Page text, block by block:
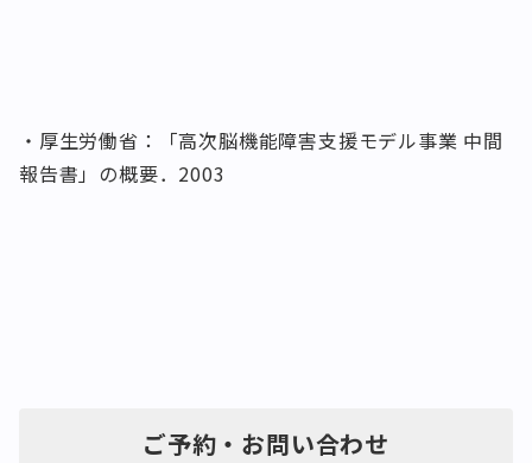
・厚生労働省：「高次脳機能障害支援モデル事業 中間
報告書」の概要．2003
ご予約・お問い合わせ